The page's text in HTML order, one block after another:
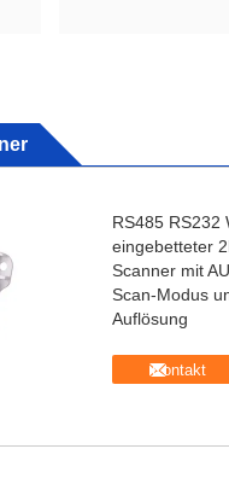
RS485 RS232
eingebetteter
Scanner mit
Scan-Modus
Auflösung
Kontakt